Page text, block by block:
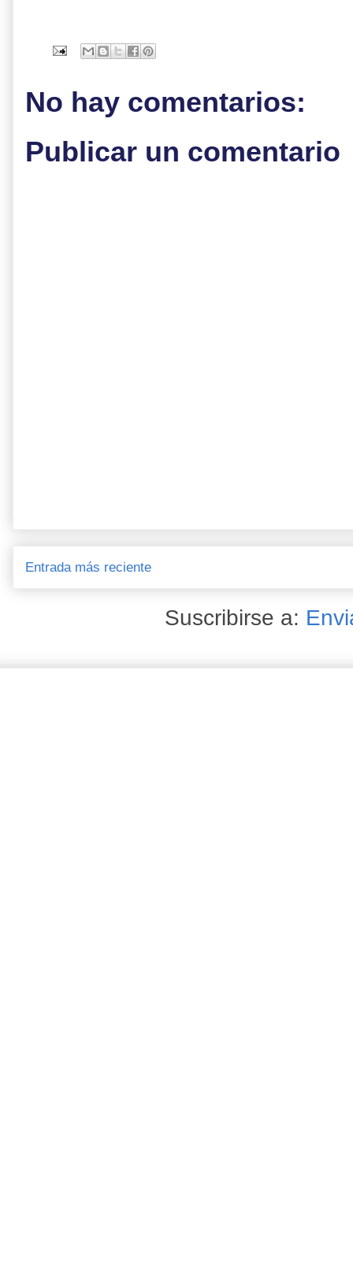
No hay comentarios:
Publicar un comentario
Entrada más reciente
Suscribirse a: